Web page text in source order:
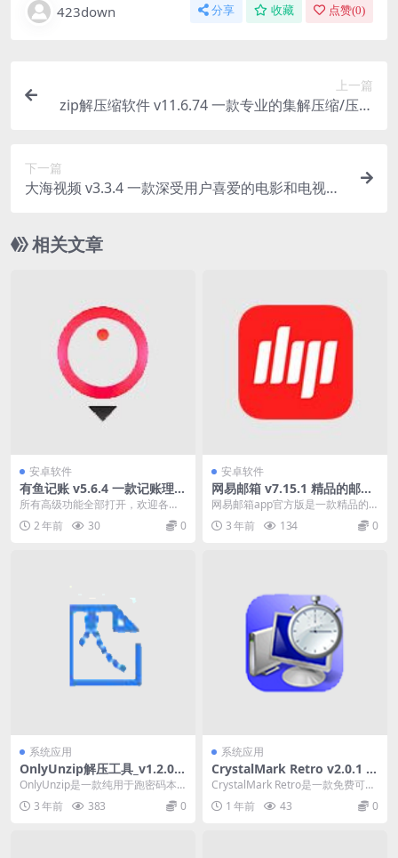
423down 分享 收藏 点赞(0)
上一篇
zip解压缩软件 v11.6.74 一款专业的集解压缩/压缩
下一篇
大海视频 v3.3.4 一款深受用户喜爱的电影和电视播
相关文章
安卓软件
有鱼记账 v5.6.4 一款记账理财
应用解锁会员版
所有高级功能全部打开，欢迎各位
机友下载。有鱼记账app是一款记
账理财应用，用户可...
2 年前 30 0
安卓软件
网易邮箱 v7.15.1 精品的邮箱
办公软件，去广告纯净版
网易邮箱app官方版是一款精品的
邮箱办公软件，这款软件能够轻松
无忧的帮助用户进行...
3 年前 134 0
系统应用
OnlyUnzip解压工具_v1.2.0
一款纯用于跑密码本的解压工
具便携版
OnlyUnzip是一款纯用于跑密码本
的解压工具，类似于UZIP，解压功
能基于7...
3 年前 383 0
系统应用
CrystalMark Retro v2.0.1 硬
件测试软件中文绿色版
CrystalMark Retro是一款免费可轻
松测试 CPU、GPU和存储性能...
1 年前 43 0